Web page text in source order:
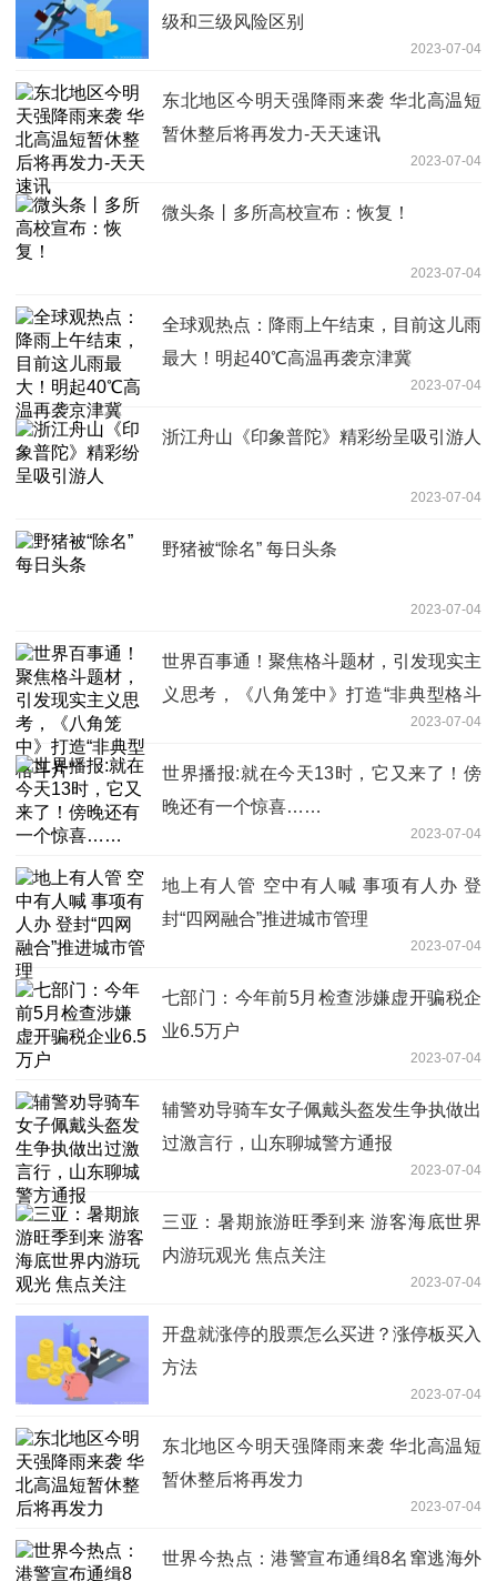
级和三级风险区别
2023-07-04
东北地区今明天强降雨来袭 华北高温短
暂休整后将再发力-天天速讯
2023-07-04
微头条丨多所高校宣布：恢复！
2023-07-04
全球观热点：降雨上午结束，目前这儿雨
最大！明起40℃高温再袭京津冀
2023-07-04
浙江舟山《印象普陀》精彩纷呈吸引游人
2023-07-04
野猪被“除名” 每日头条
2023-07-04
世界百事通！聚焦格斗题材，引发现实主
义思考，《八角笼中》打造“非典型格斗
2023-07-04
世界播报:就在今天13时，它又来了！傍
晚还有一个惊喜……
2023-07-04
地上有人管 空中有人喊 事项有人办 登
封“四网融合”推进城市管理
2023-07-04
七部门：今年前5月检查涉嫌虚开骗税企
业6.5万户
2023-07-04
辅警劝导骑车女子佩戴头盔发生争执做出
过激言行，山东聊城警方通报
2023-07-04
三亚：暑期旅游旺季到来 游客海底世界
内游玩观光 焦点关注
2023-07-04
开盘就涨停的股票怎么买进？涨停板买入
方法
2023-07-04
东北地区今明天强降雨来袭 华北高温短
暂休整后将再发力
2023-07-04
世界今热点：港警宣布通缉8名窜逃海外